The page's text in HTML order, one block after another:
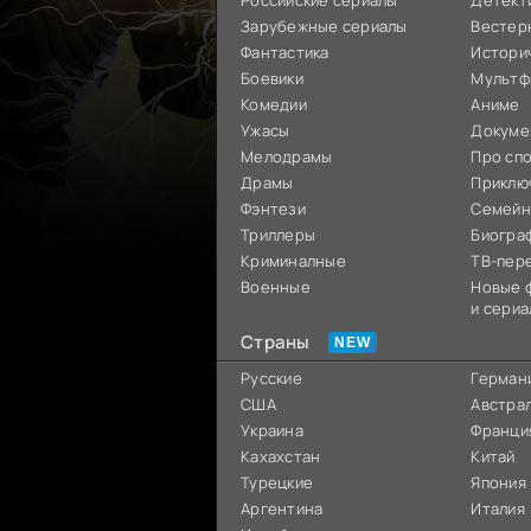
Зарубежные сериалы
Фантастика
Боевики
Комедии
Ужасы
Мелодрамы
Драмы
Фэнтези
Триллеры
Криминалные
Военные
Аниме
Про
ТВ-
Новые
и
Страны
Русские
США
Украина
Кахахстан
Турецкие
Аргентина
Китай
Япония
Италия